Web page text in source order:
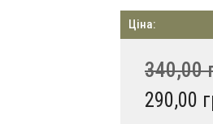
Ціна:
340,00
290,00